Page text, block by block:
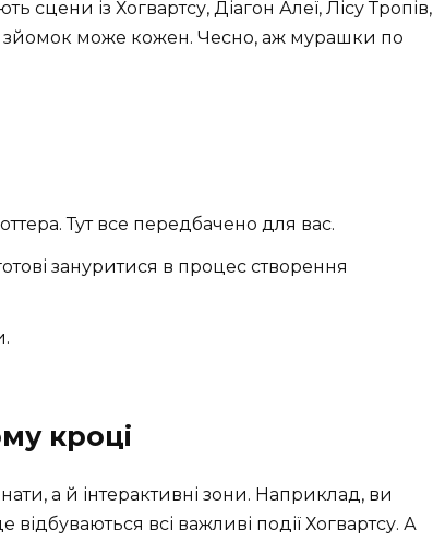
сцени із Хогвартсу, Діагон Алеї, Лісу Тропів,
зйомок може кожен. Чесно, аж мурашки по
Тут все передбачено для вас.
зануритися в процес створення
кроці
а й інтерактивні зони. Наприклад, ви
всі важливі події Хогвартсу. А